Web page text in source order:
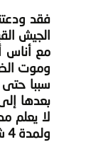
فقد
الجيش
مع أناس
وموت
بعدها
لا يعلم